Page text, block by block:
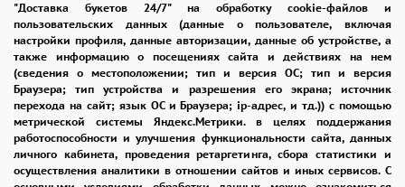
"Доставка букетов 24/7" на обработку cookie-файлов и
пользовательских данных (данные о пользователе, включая
настройки профиля, данные авторизации, данные об устройстве, а
также информацию о посещениях сайта и действиях на нем
(сведения о местоположении; тип и версия ОС; тип и версия
Браузера; тип устройства и разрешения его экрана; источник
перехода на сайт; язык ОС и Браузера; ip-адрес, и тд.)) с помощью
метрической системы Яндекс.Метрики. в целях поддержания
работоспособности и улучшения функциональности сайта, данных
личного кабинета, проведения ретаргетинга, сбора статистики и
осуществления аналитики в отношении сайтов и иных сервисов. С
ПОМОЩЬ ОПЛАТА
ДОСТАВКА
ГАРАНТИИ
КУПОН
ВОЗВРАТ
ОТЗЫВЫ
РЕКОМЕНДАЦИИ
КОНТАКТЫ